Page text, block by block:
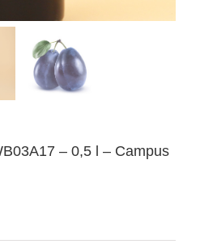
– 0,5 l – Campus